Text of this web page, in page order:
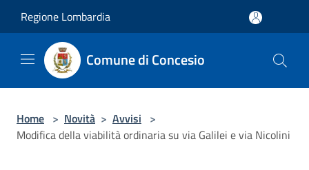
Regione Lombardia
Comune di Concesio
Home > Novità > Avvisi >
Modifica della viabilità ordinaria su via Galilei e via Nicolini